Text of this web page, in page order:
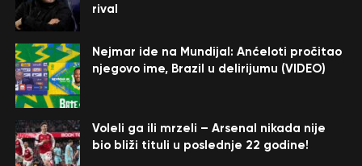
rival
Nejmar ide na Mundijal: Anćeloti pročitao
njegovo ime, Brazil u delirijumu (VIDEO)
Voleli ga ili mrzeli – Arsenal nikada nije
bio bliži tituli u poslednje 22 godine!